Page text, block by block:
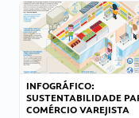
INFOGRÁFICO:
SUSTENTABILIDADE
COMÉRCIO VAREJISTA